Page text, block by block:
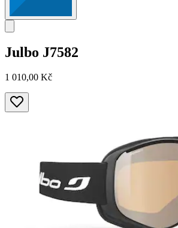
Julbo J7582
1 010,00 Kč